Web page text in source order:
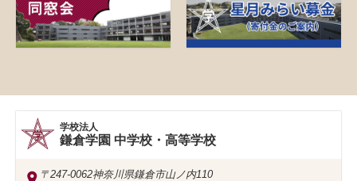
学校法人
鎌倉学園 中学校・高等学校
〒247-0062神奈川県鎌倉市山ノ内110